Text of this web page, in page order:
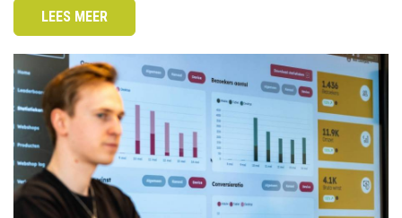
LEES MEER